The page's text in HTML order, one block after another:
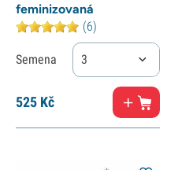
feminizovaná
(6)
Semena 3
525Kč